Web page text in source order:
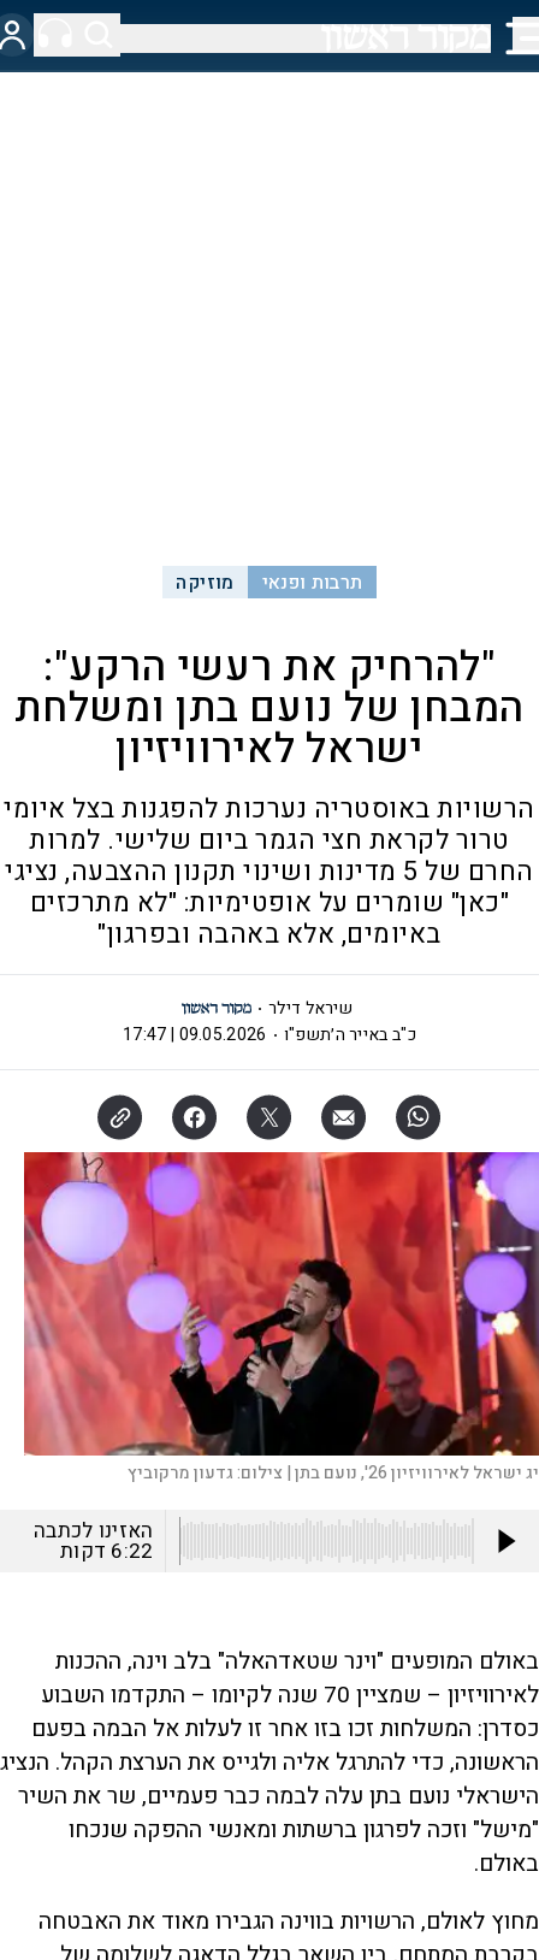
תרבות ופנאי מוזיקה
"להרחיק את רעשי הרקע":
המבחן של נועם בתן ומשלחת
ישראל לאירוויזיון
הרשויות באוסטריה נערכות להפגנות בצל איומי
טרור לקראת חצי הגמר ביום שלישי. למרות
החרם של 5 מדינות ושינוי תקנון ההצבעה, נציגי
"כאן" שומרים על אופטימיות: "לא מתרכזים
באיומים, אלא באהבה ובפרגון"
שיראל דילר
כ"ב באייר ה׳תשפ"ו
09.05.2026 | 17:47
ישראל לאירוויזיון 26', נועם בתן | צילום:גדעון מרקוביץ
האזינו לכתבה
6:22 דקות
באולם המופעים "וינר שטאדהאלה" בלב וינה, ההכנות
לאירוויזיון – שמציין 70 שנה לקיומו – התקדמו השבוע
כסדרן: המשלחות זכו בזו אחר זו לעלות אל הבמה בפעם
הראשונה, כדי להתרגל אליה ולגייס את הערצת הקהל. הנציג
הישראלי נועם בתן עלה לבמה כבר פעמיים, שר את השיר
"מישל" וזכה לפרגון ברשתות ומאנשי ההפקה שנכחו
באולם.
מחוץ לאולם, הרשויות בווינה הגבירו מאוד את האבטחה